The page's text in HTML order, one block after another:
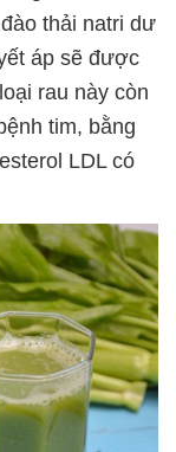
thải natri dư
áp sẽ được
rau này còn
tim, bằng
LDL có